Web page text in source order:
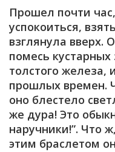
Прошел почти
успокоиться,
взглянула вверх.
помесь кустарных
толстого железа,
прошлых времен.
оно блестело
же дура! Это
наручники!”. Что
этим браслетом